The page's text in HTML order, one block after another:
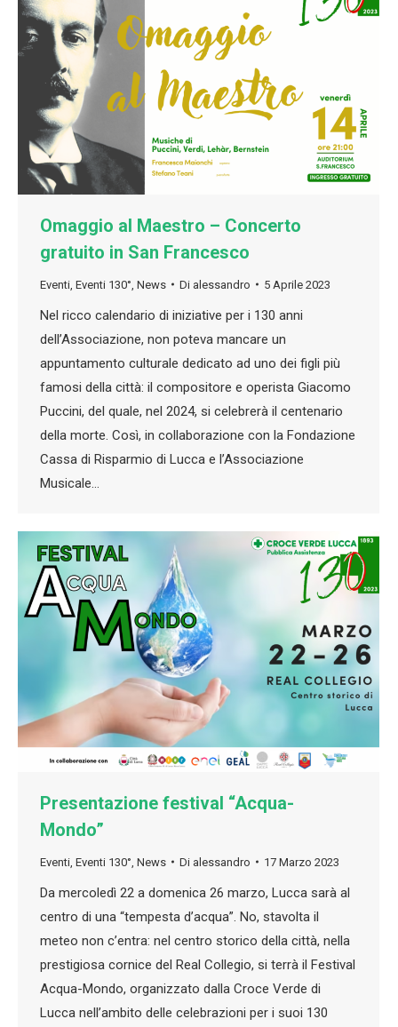
Omaggio al Maestro – Concerto
gratuito in San Francesco
Eventi Eventi 130° News Di alessandro 5 Aprile 2023
Nel ricco calendario di iniziative per i 130 anni
dell’Associazione, non poteva mancare un
appuntamento culturale dedicato ad uno dei figli più
famosi della città: il compositore e operista Giacomo
Puccini, del quale, nel 2024, si celebrerà il centenario
della morte. Così, in collaborazione con la Fondazione
Cassa di Risparmio di Lucca e l’Associazione
Musicale…
Presentazione festival “Acqua-
Mondo”
Eventi Eventi 130° News Di alessandro 17 Marzo 2023
Da mercoledì 22 a domenica 26 marzo, Lucca sarà al
centro di una “tempesta d’acqua”. No, stavolta il
meteo non c’entra: nel centro storico della città, nella
prestigiosa cornice del Real Collegio, si terrà il Festival
Acqua-Mondo, organizzato dalla Croce Verde di
Lucca nell’ambito delle celebrazioni per i suoi 130